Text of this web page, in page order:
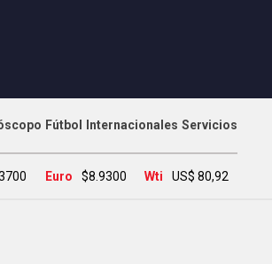
Fútbol Internacionales Servicios
Euro $8.9300 Wti US$ 80,92